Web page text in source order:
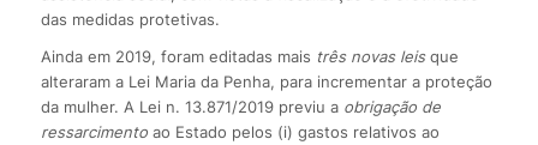
das medidas protetivas.
Ainda em 2019, foram editadas mais três novas leisque
alteraram a Lei Maria da Penha, para incrementar a proteção
da mulher. A Lei n. 13.871/2019 previu a obrigação de
ressarcimento ao Estado pelos (i) gastos relativos ao